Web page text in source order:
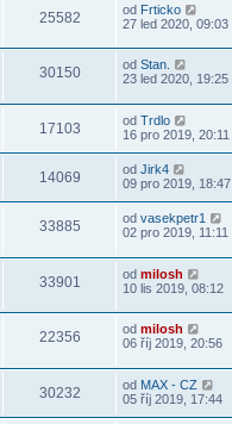
25582 od Frticko
27 led 2020, 09:03
30150 od Stan.
23 led 2020, 19:25
17103 od Trdlo
16 pro 2019, 20:11
14069 od Jirk4
09 pro 2019, 18:47
33885 od vasekpetr1
02 pro 2019, 11:11
33901 od milosh
10 lis 2019, 08:12
22356 od milosh
06 říj 2019, 20:56
30232 od MAX - CZ
05 říj 2019, 17:44